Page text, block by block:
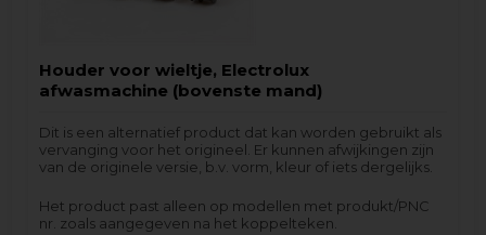
Houder voor wieltje, Electrolux
afwasmachine (bovenste mand)
Dit is een alternatief product dat kan worden gebruikt als
vervanging voor het origineel. Er kunnen afwijkingen zijn
van de originele versie, b.v. vorm, kleur of iets dergelijks.
Het product past alleen op modellen met produkt/PNC
nr. zoals aangegeven na het koppelteken.